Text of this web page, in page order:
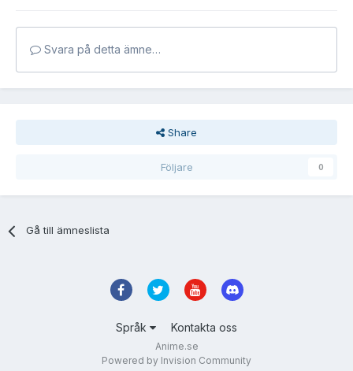
Svara på detta ämne…
Share
Följare 0
Gå till ämneslista
Språk Kontakta oss
Anime.se
Powered by Invision Community